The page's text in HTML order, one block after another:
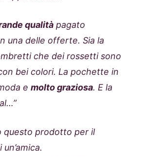
qualità pagato
una delle offerte. Sia la
che dei rossetti sono
bei colori. La pochette in
e molto graziosa. E la
questo prodotto per il